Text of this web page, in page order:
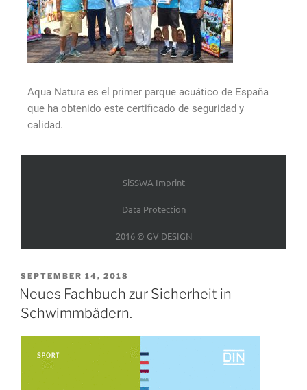
Aqua Natura es el primer parque acuático de España
que ha obtenido este certificado de seguridad y
calidad.
SiSSWA Imprint
Data Protection
2016 © GV DESIGN
SEPTEMBER 14, 2018
Neues Fachbuch zur Sicherheit in
Schwimmbädern.